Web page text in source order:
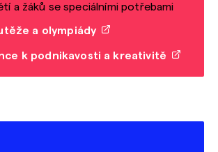
a žáků se speciálními potřebami
a olympiády
k podnikavosti a kreativitě